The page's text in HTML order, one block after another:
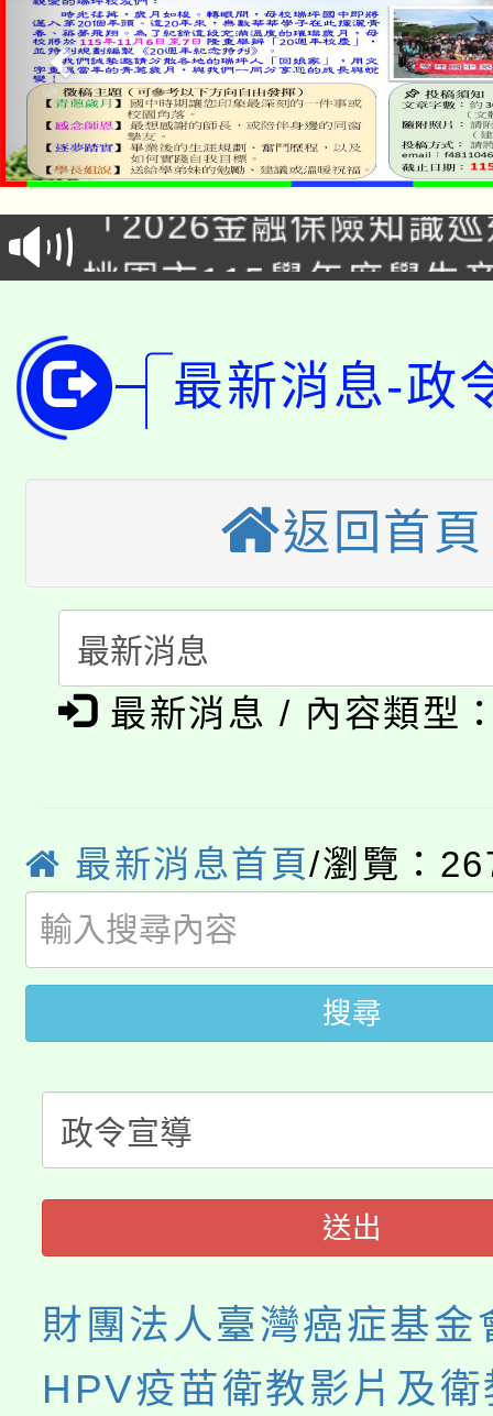
公告本校115學年度第
代理(課)教師甄選結果(
「2026金融保險知識
車」活動
桃園市115學年度學生
代理(課)教師甄選結果(
公告本校115學年度第
代理(課)教師甄選結果(
轉知中國文化大學推廣
《TA101》溝通分析基
程，歡迎學生輔導中心
心理、諮商輔導、社會
系所師生報名參加。
轉知苗栗縣政府辦理
縣市「校園短影音徵
門員」簡章及活動海報
踴躍報名參加。
桃園市115學年度學生
要點
「桃園市補助參觀特色
展演活動實施計畫」
115年度「教育部表揚
義教育推展貢獻獎」
公告本校115學年度第
生本土語及新住民語歌
公告本校115學年度第
代理(課)教師甄選結果(
公告本校115學年度第
代理(課)教師甄選結果(
轉知中國文化大學推廣
《TA101》溝通分析基
程，歡迎學生輔導中心
心理、諮商輔導、社會
系所師生報名參加。
轉知苗栗縣政府辦理
縣市「校園短影音徵選
門員」簡章及活動海報
踴躍報名參加。
桃園市115學年度學生
要點
「桃園市補助參觀特色
展演活動實施計畫」
115年度「教育部表揚
義教育推展貢獻獎」
最新消息-政
返回首頁
最新消息 / 內容類型
最新消息首頁/瀏覽：
搜尋
送出
財團法人臺灣癌症基金
HPV疫苗衛教影片及